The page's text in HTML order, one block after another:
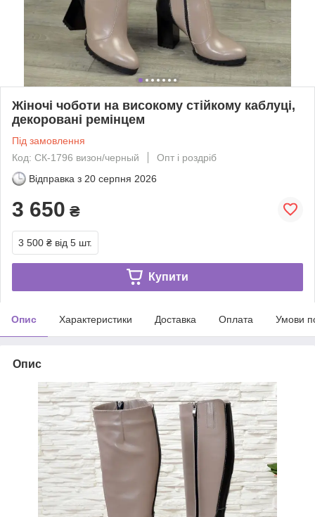
Жіночі чоботи на високому стійкому каблуці,
декоровані ремінцем
Під замовлення
Код: СК-1796 визон/черный
Опт і роздріб
Відправка з 20 серпня 2026
3 650 ₴
3 500 ₴ від 5 шт.
Купити
Опис Характеристики Доставка Оплата Умови
Опис